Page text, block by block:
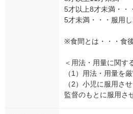
5才以上8才未満・・
5才未満・・・服用
※食間とは・・・食
＜用法・用量に関す
（1）用法・用量を
（2）小児に服用さ
監督のもとに服用さ